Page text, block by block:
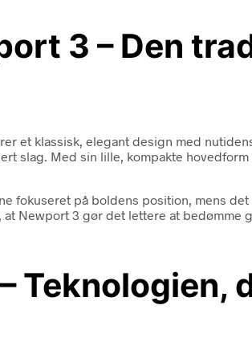
3 – Den
et klassisk, elegant design med
slag. Med sin lille, kompakte
fokuseret på boldens position, mens
Newport 3 gør det lettere at